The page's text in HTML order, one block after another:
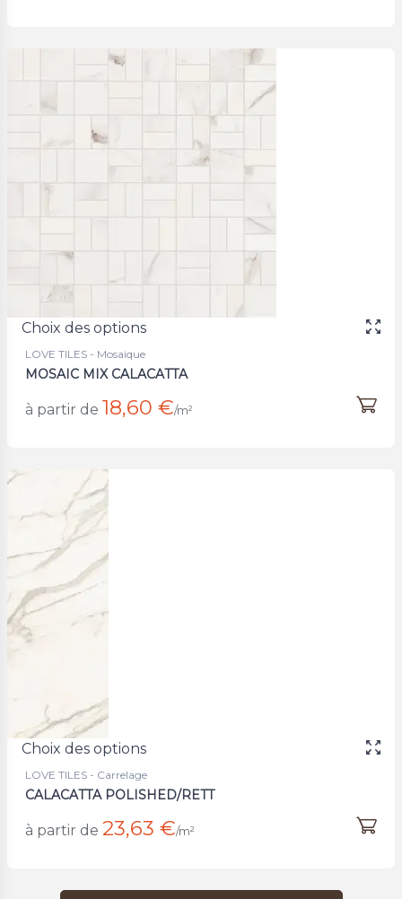
Choix des options
LOVE TILES - Mosaique
MOSAIC MIX CALACATTA
à partir de 18,60 €/m²
Choix des options
LOVE TILES - Carrelage
CALACATTA POLISHED/RETT
à partir de 23,63 €/m²